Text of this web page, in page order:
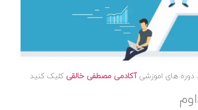
دوره های اموزشیآکادمی مصطفی خالقی کلیک کنید